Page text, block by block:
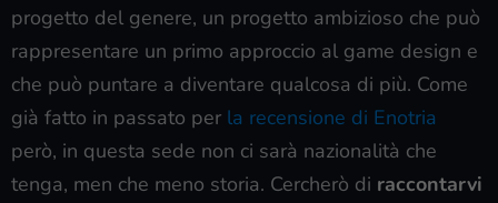
progetto del genere, un progetto ambizioso che può
rappresentare un primo approccio al game design e
che può puntare a diventare qualcosa di più. Come
già fatto in passato per la recensione di Enotria
però, in questa sede non ci sarà nazionalità che
tenga, men che meno storia. Cercherò di raccontarvi